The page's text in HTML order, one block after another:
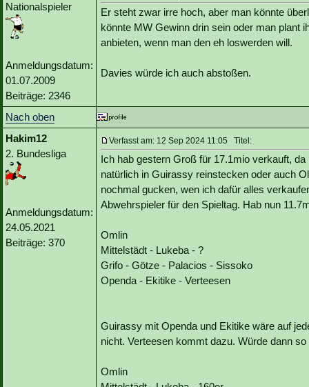
Nationalspieler
Anmeldungsdatum:
01.07.2009
Beiträge: 2346
Er steht zwar irre hoch, aber man könnte
könnte MW Gewinn drin sein oder man plant
anbieten, wenn man den eh loswerden will.
Davies würde ich auch abstoßen.
Nach oben
Hakim12
2. Bundesliga
Anmeldungsdatum:
24.05.2021
Beiträge: 370
Verfasst am: 12 Sep 2024 11:05 Titel:
Ich hab gestern Groß für 17.1mio verkauft,
natürlich in Guirassy reinstecken oder auch
nochmal gucken, wen ich dafür alles
Abwehrspieler für den Spieltag. Hab nun
Omlin
Mittelstädt - Lukeba - ?
Grifo - Götze - Palacios - Sissoko
Openda - Ekitike - Verteesen
Guirassy mit Openda und Ekitike wäre auf
nicht. Verteesen kommt dazu. Würde dann
Omlin